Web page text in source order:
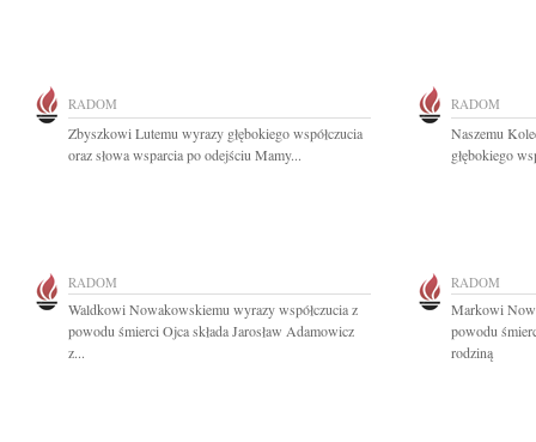
RADOM
Zbyszkowi Lutemu wyrazy głębokiego współczucia
oraz słowa wsparcia po odejściu Mamy...
RADOM
Naszemu
głębokiego
RADOM
Waldkowi Nowakowskiemu wyrazy współczucia z
powodu śmierci Ojca składa Jarosław Adamowicz
z...
RADOM
Markowi
powodu
rodziną